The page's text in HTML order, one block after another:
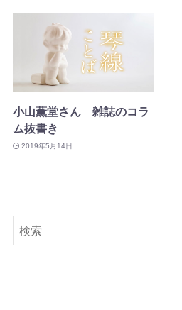
小山薫堂さん 雑誌のコラ
ム抜書き
2019年5月14日